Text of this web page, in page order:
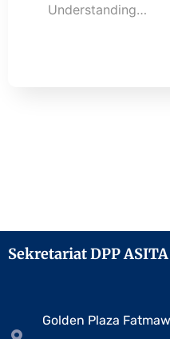
Understanding…
Sekretariat DPP ASITA
Golden Plaza